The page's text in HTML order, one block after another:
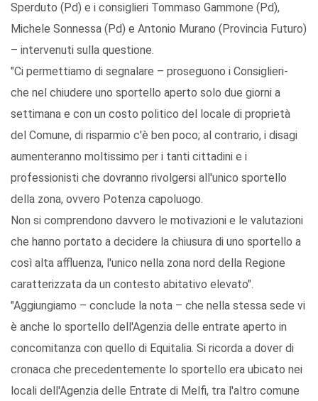
Sperduto (Pd) e i consiglieri Tommaso Gammone (Pd),
Michele Sonnessa (Pd) e Antonio Murano (Provincia Futuro)
– intervenuti sulla questione.
"Ci permettiamo di segnalare – proseguono i Consiglieri-
che nel chiudere uno sportello aperto solo due giorni a
settimana e con un costo politico del locale di proprietà
del Comune, di risparmio c'è ben poco; al contrario, i disagi
aumenteranno moltissimo per i tanti cittadini e i
professionisti che dovranno rivolgersi all'unico sportello
della zona, ovvero Potenza capoluogo.
Non si comprendono davvero le motivazioni e le valutazioni
che hanno portato a decidere la chiusura di uno sportello a
così alta affluenza, l'unico nella zona nord della Regione
caratterizzata da un contesto abitativo elevato".
"Aggiungiamo – conclude la nota – che nella stessa sede vi
è anche lo sportello dell'Agenzia delle entrate aperto in
concomitanza con quello di Equitalia. Si ricorda a dover di
cronaca che precedentemente lo sportello era ubicato nei
locali dell'Agenzia delle Entrate di Melfi, tra l'altro comune